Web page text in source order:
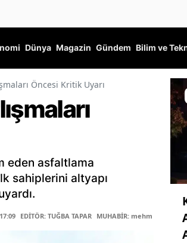
Dünya Magazin Gündem Bilim ve
Öncesi Kritik Uyarı
eden asfaltlama
sahiplerini altyapı
EDİTÖR: TUĞBA TAPAR MUHABİR: mehmet sepetçi